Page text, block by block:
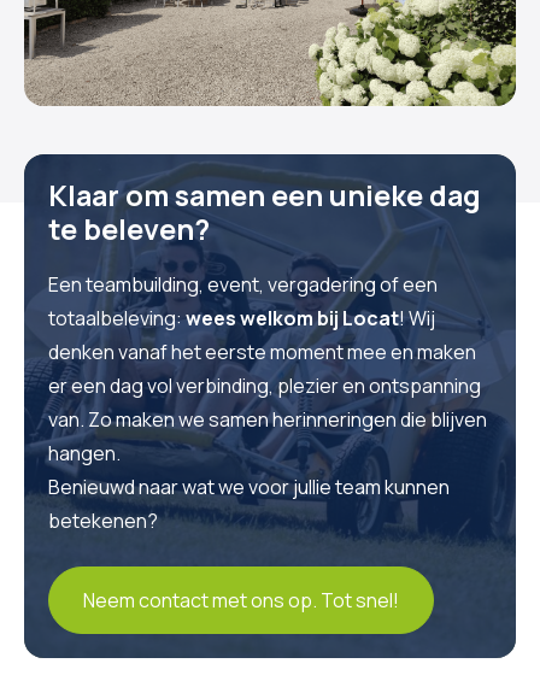
Klaar om samen een unieke dag
te beleven?
Een teambuilding, event, vergadering of een
totaalbeleving:wees welkom bij Locat! Wij
denken vanaf het eerste moment mee en maken
er een dag vol verbinding, plezier en ontspanning
van. Zo maken we samen herinneringen die blijven
hangen.
Benieuwd naar wat we voor jullie team kunnen
betekenen?
Neem contact met ons op. Tot snel!